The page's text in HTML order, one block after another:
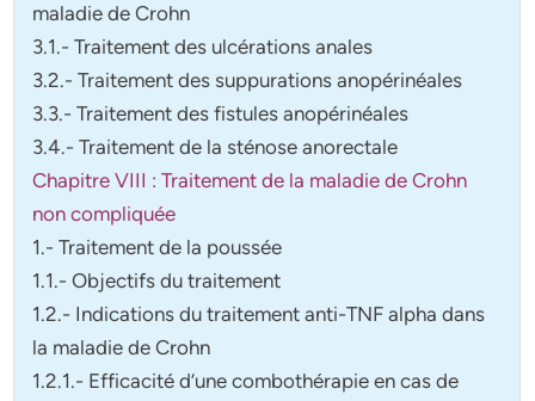
maladie de Crohn
3.1.- Traitement des ulcérations anales
3.2.- Traitement des suppurations anopérinéales
3.3.- Traitement des fistules anopérinéales
3.4.- Traitement de la sténose anorectale
Chapitre VIII : Traitement de la maladie de Crohn
non compliquée
1.- Traitement de la poussée
1.1.- Objectifs du traitement
1.2.- Indications du traitement anti-TNF alpha dans
la maladie de Crohn
1.2.1.- Efficacité d’une combothérapie en cas de